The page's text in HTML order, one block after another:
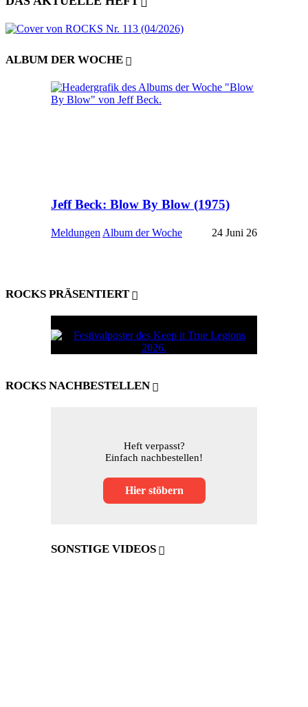
ALBUM DER WOCHE
Jeff Beck: Blow By Blow (1975)
Meldungen Album der Woche 24 Juni 26
ROCKS PRÄSENTIERT
ROCKS NACHBESTELLEN
Heft verpasst?
Einfach nachbestellen!
Hier stöbern
SONSTIGE VIDEOS